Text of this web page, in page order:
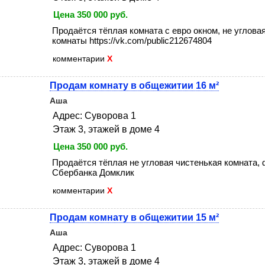
Цена 350 000 руб.
Продаётся тёплая комната с евро окном, не
комнаты https://vk.com/public212674804
комментарии X
Продам комнату в общежитии 16 м²
Аша
Адрес: Суворова 1
Этаж 3, этажей в доме 4
Цена 350 000 руб.
Продаётся тёплая не угловая чистенькая комната,
Сбербанка Домклик
комментарии X
Продам комнату в общежитии 15 м²
Аша
Адрес: Суворова 1
Этаж 3, этажей в доме 4